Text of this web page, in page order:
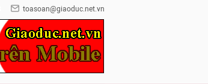
toasoan@giaoduc.net.vn